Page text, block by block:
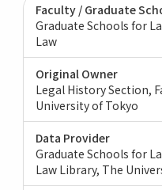
Faculty / Graduate
Graduate Schools for
Law
Original Owner
Legal History Section,
University of Tokyo
Data Provider
Graduate Schools for
Law Library, The